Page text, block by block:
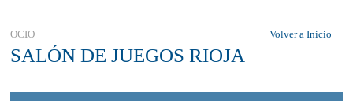
Volver a Inicio
OCIO
SALÓN DE JUEGOS RIOJA